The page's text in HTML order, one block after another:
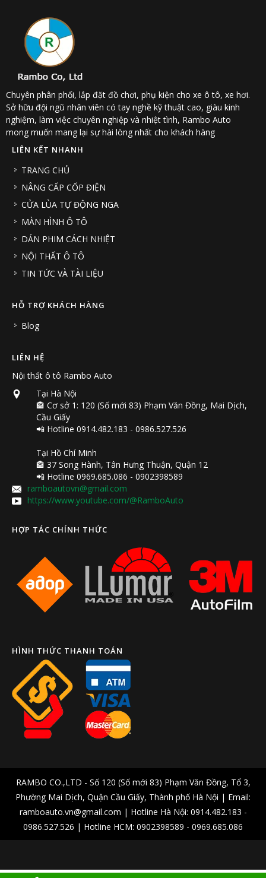
Chuyên phân phối, lắp đặt đồ chơi, phụ kiện cho xe ô tô, xe hơi.
Sở hữu đội ngũ nhân viên có tay nghề kỹ thuật cao, giàu kinh
nghiệm, làm việc chuyên nghiệp và nhiệt tình, Rambo Auto
mong muốn mang lại sự hài lòng nhất cho khách hàng
LIÊN KẾT NHANH
TRANG CHỦ
NÂNG CẤP CỐP ĐIỆN
CỬA LÙA TỰ ĐỘNG NGA
MÀN HÌNH Ô TÔ
DÁN PHIM CÁCH NHIỆT
NỘI THẤT Ô TÔ
TIN TỨC VÀ TÀI LIỆU
HỖ TRỢ KHÁCH HÀNG
Blog
LIÊN HỆ
Nội thất ô tô Rambo Auto
Tại Hà Nội
🏤 Cơ sở 1: 120 (Số mới 83) Phạm Văn Đồng, Mai Dịch,
Cầu Giấy
📲 Hotline 0914.482.183 - 0986.527.526
Tại Hồ Chí Minh
🏤 37 Song Hành, Tân Hưng Thuận, Quận 12
📲 Hotline 0969.685.086 - 0902398589
ramboautovn@gmail.com
https://www.youtube.com/@RamboAuto
HỢP TÁC CHÍNH THỨC
HÌNH THỨC THANH TOÁN
RAMBO CO.,LTD - Số 120 (Số mới 83) Phạm Văn Đồng, Tổ 3,
Phường Mai Dịch, Quận Cầu Giấy, Thành phố Hà Nội | Email:
ramboauto.vn@gmail.com | Hotline Hà Nội: 0914.482.183 -
0986.527.526 | Hotline HCM: 0902398589 - 0969.685.086